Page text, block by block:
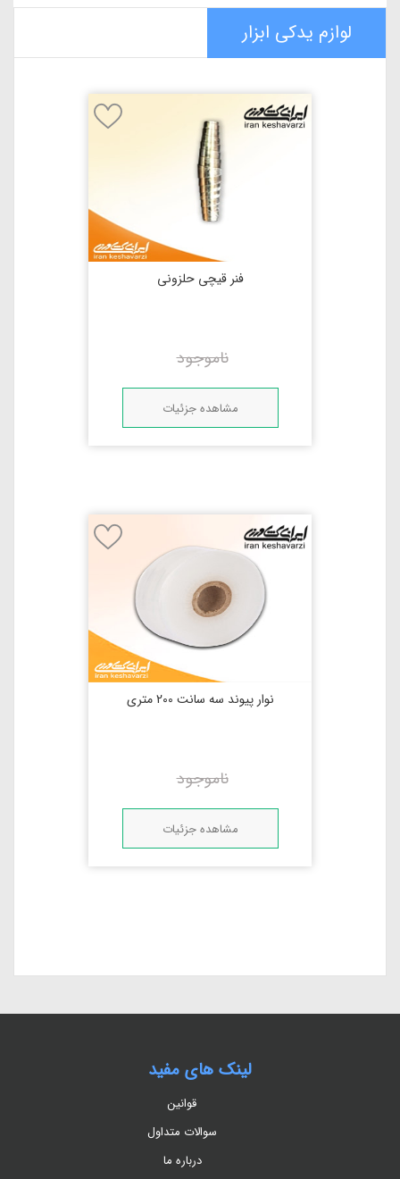
لوازم یدکی ابزار
فنر قیچی حلزونی
ناموجود
مشاهده جزئیات
نوار پیوند سه سانت 200 متری
ناموجود
مشاهده جزئیات
لینک های مفید
قوانین
سوالات متداول
درباره ما